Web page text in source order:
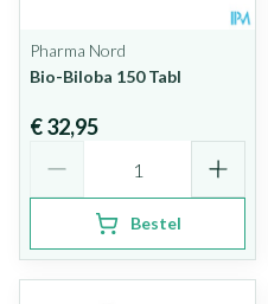
Pharma Nord
Bio-Biloba 150 Tabl
€ 32,95
Bestel